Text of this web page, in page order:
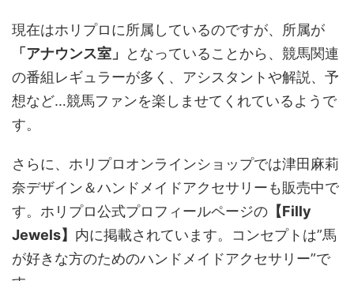
現在はホリプロに所属しているのですが、所属が
「アナウンス室」
となっていることから、競馬関連
の番組レギュラーが多く、アシスタントや解説、予
想など…競馬ファンを楽しませてくれているようで
す。
さらに、ホリプロオンラインショップでは津田麻莉
奈デザイン＆ハンドメイドアクセサリーも販売中で
す。ホリプロ公式プロフィールページの 【Filly
Jewels】 内に掲載されています。コンセプトは”馬
が好きな方のためのハンドメイドアクセサリー”で